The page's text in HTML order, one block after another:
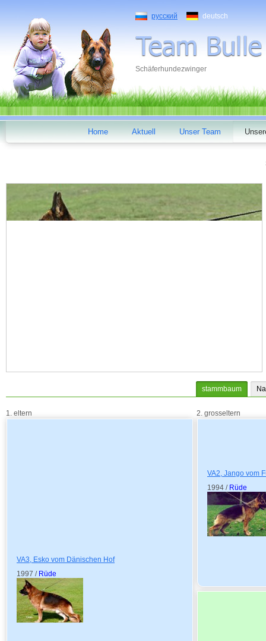
русский deutsch
Schäferhundezwinger
Home Aktuell Unser Team
stammbaum
1. eltern 2. grosseltern
VA3, Esko vom Dänischen Hof
1997 / Rüde
VA2, Jango vom
1994 / Rüde